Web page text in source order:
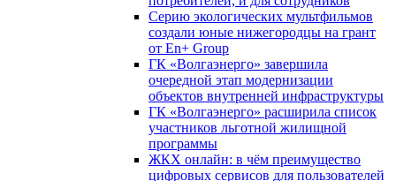
Серию экологических мультфильмов
создали юные нижегородцы на грант
от En+ Group
ГК «Волгаэнерго» завершила
очередной этап модернизации
объектов внутренней инфраструктуры
ГК «Волгаэнерго» расширила список
участников льготной жилищной
программы
ЖКХ онлайн: в чём преимущество
цифровых сервисов для пользователей